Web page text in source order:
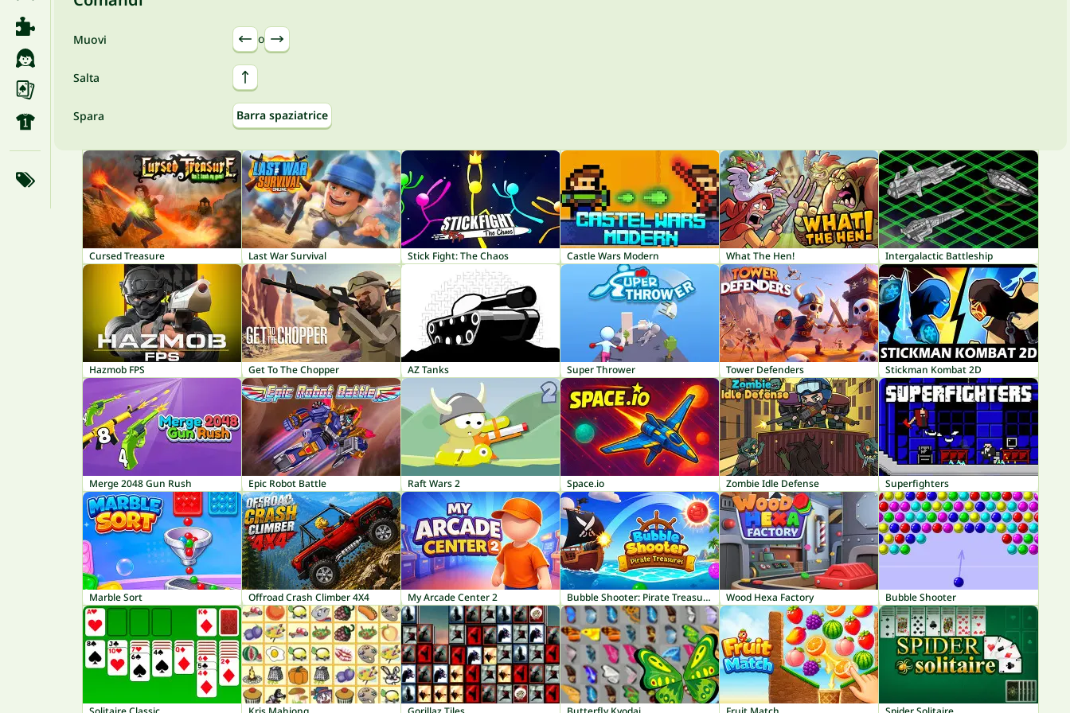
Muovi o
Salta
Spara Barra spaziatrice
Cursed Treasure Last War Survival Stick Fight: The Chaos Castle Wars Modern What The Hen! Intergalactic Battleship
Hazmob FPS Get To The Chopper AZ Tanks Super Thrower Tower Defenders Stickman Kombat 2D
Merge 2048 Gun Rush Epic Robot Battle Raft Wars 2 Space.io Zombie Idle Defense Superfighters
Marble Sort Offroad Crash Climber 4X4 My Arcade Center 2 Bubble Shooter: Pirate Treasures Wood Hexa Factory Bubble Shooter